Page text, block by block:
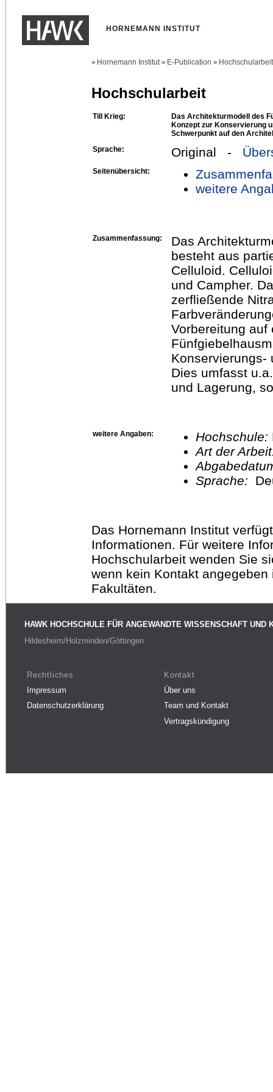
HORNEMANN INSTITUT
> Hornemann Institut > E-Publication >
Hochschularbeit
Till Krieg:
Das Architekturmodell des
Konzept zur Konservierung
Schwerpunkt auf den
Sprache:
Original -
Seitenübersicht:
weitere
Zusammenfassung:
Das
besteht aus
Celluloid.
und Campher.
zerfließende
Vorbereitung auf
Konservierungs-
Dies umfasst
und Lagerung,
weitere Angaben: Hochschule:
Art der
Sprache:
Das Hornemann Institut
Informationen. Für weitere
Hochschularbeit wenden Sie
wenn kein Kontakt
Fakultäten.
HAWK HOCHSCHULE FÜR ANGEWANDTE WISSENSCHAFT UND
Hildesheim/Holzminden/Göttingen
Rechtliches
Impressum
Datenschutzerklärung
Kontakt
Über uns
Team und Kontakt
Vertragskündigung